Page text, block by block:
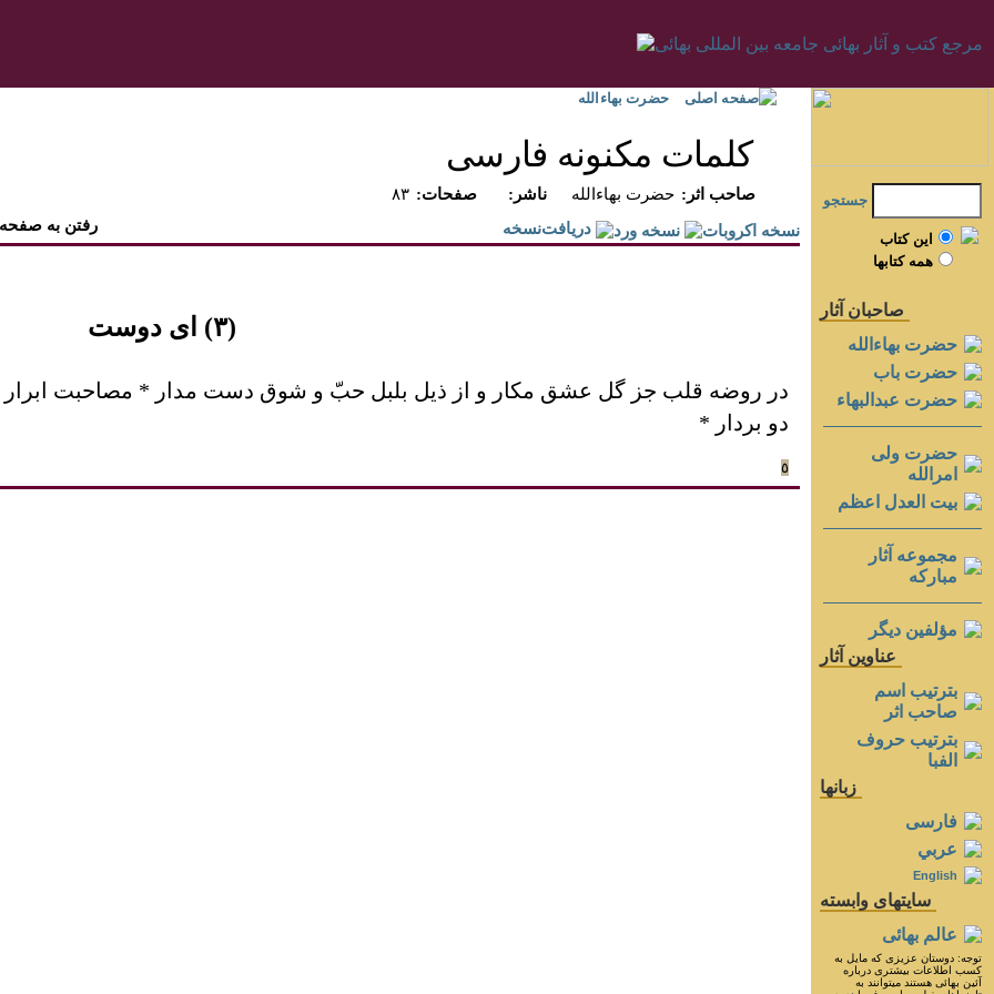
صفحه اصلی حضرت بهاءالله
کلمات مکنونه فارسی
۸۳ :صفحات :ناشر حضرت بهاءالله
:صاحب اثر
رفتن به
(٣) ای دوست
در روضه قلب جز گل عشق مکار و از ذيل بلبل حبّ و شوق دست مدار * مصاحبت ابرار
دو بردار *
٥
جستجو
اين کتاب
همه کتابها
صاحبان آثار
حضرت بهاءالله
حضرت باب
حضرت عبدالبهاء
حضرت ولی
امرالله
بيت العدل اعظم
مجموعه آثار
مباركه
مؤلفين ديگر
عناوين آثار
بترتيب اسم
صاحب اثر
بترتيب حروف
الفبا
زبانها
فارسی
عربي
English
سايتهای وابسته
عالم بهائی
توجه: دوستان عزيزى كه مايل به
كسب اطلاعات بيشترى درباره
آئين بهائى هستند ميتوانند به